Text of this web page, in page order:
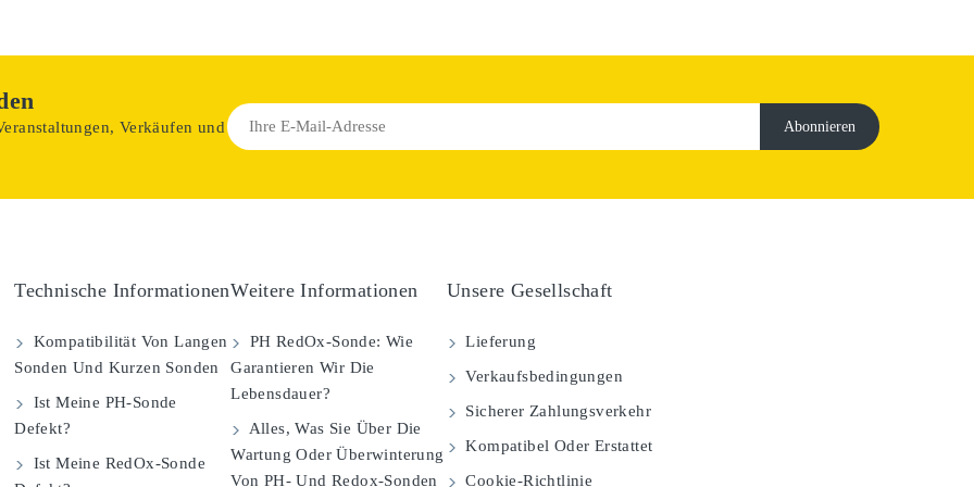
Verkäufen und
Technische Informationen
Kompatibilität Von Langen
Sonden Und Kurzen Sonden
Ist Meine PH-Sonde
Defekt?
Ist Meine RedOx-Sonde
Weitere Informationen
PH RedOx-Sonde: Wie
Garantieren Wir Die
Lebensdauer?
Alles, Was Sie Über Die
Wartung Oder Überwinterung
Von PH- Und Redox-Sonden
Unsere Gesellschaft
Lieferung
Verkaufsbedingungen
Sicherer Zahlungsverkehr
Kompatibel Oder Erstattet
Cookie-Richtlinie